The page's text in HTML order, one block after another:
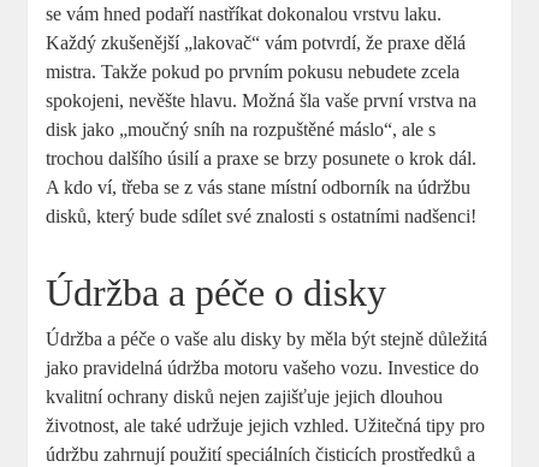
se vám hned podaří nastříkat dokonalou vrstvu laku.
Každý zkušenější „lakovač“ vám potvrdí, že praxe dělá
mistra. Takže pokud po prvním pokusu nebudete zcela
spokojeni, nevěšte hlavu. Možná šla vaše první vrstva na
disk jako „moučný sníh na rozpuštěné máslo“, ale s
trochou dalšího úsilí a praxe se brzy posunete o krok dál.
A kdo ví, třeba se z vás stane místní odborník na údržbu
disků, který bude sdílet své znalosti s ostatními nadšenci!
Údržba a péče o disky
Údržba a péče o vaše alu disky by měla být stejně důležitá
jako pravidelná údržba motoru vašeho vozu. Investice do
kvalitní ochrany disků nejen zajišťuje jejich dlouhou
životnost, ale také udržuje jejich vzhled. Užitečná tipy pro
údržbu zahrnují použití speciálních čisticích prostředků a